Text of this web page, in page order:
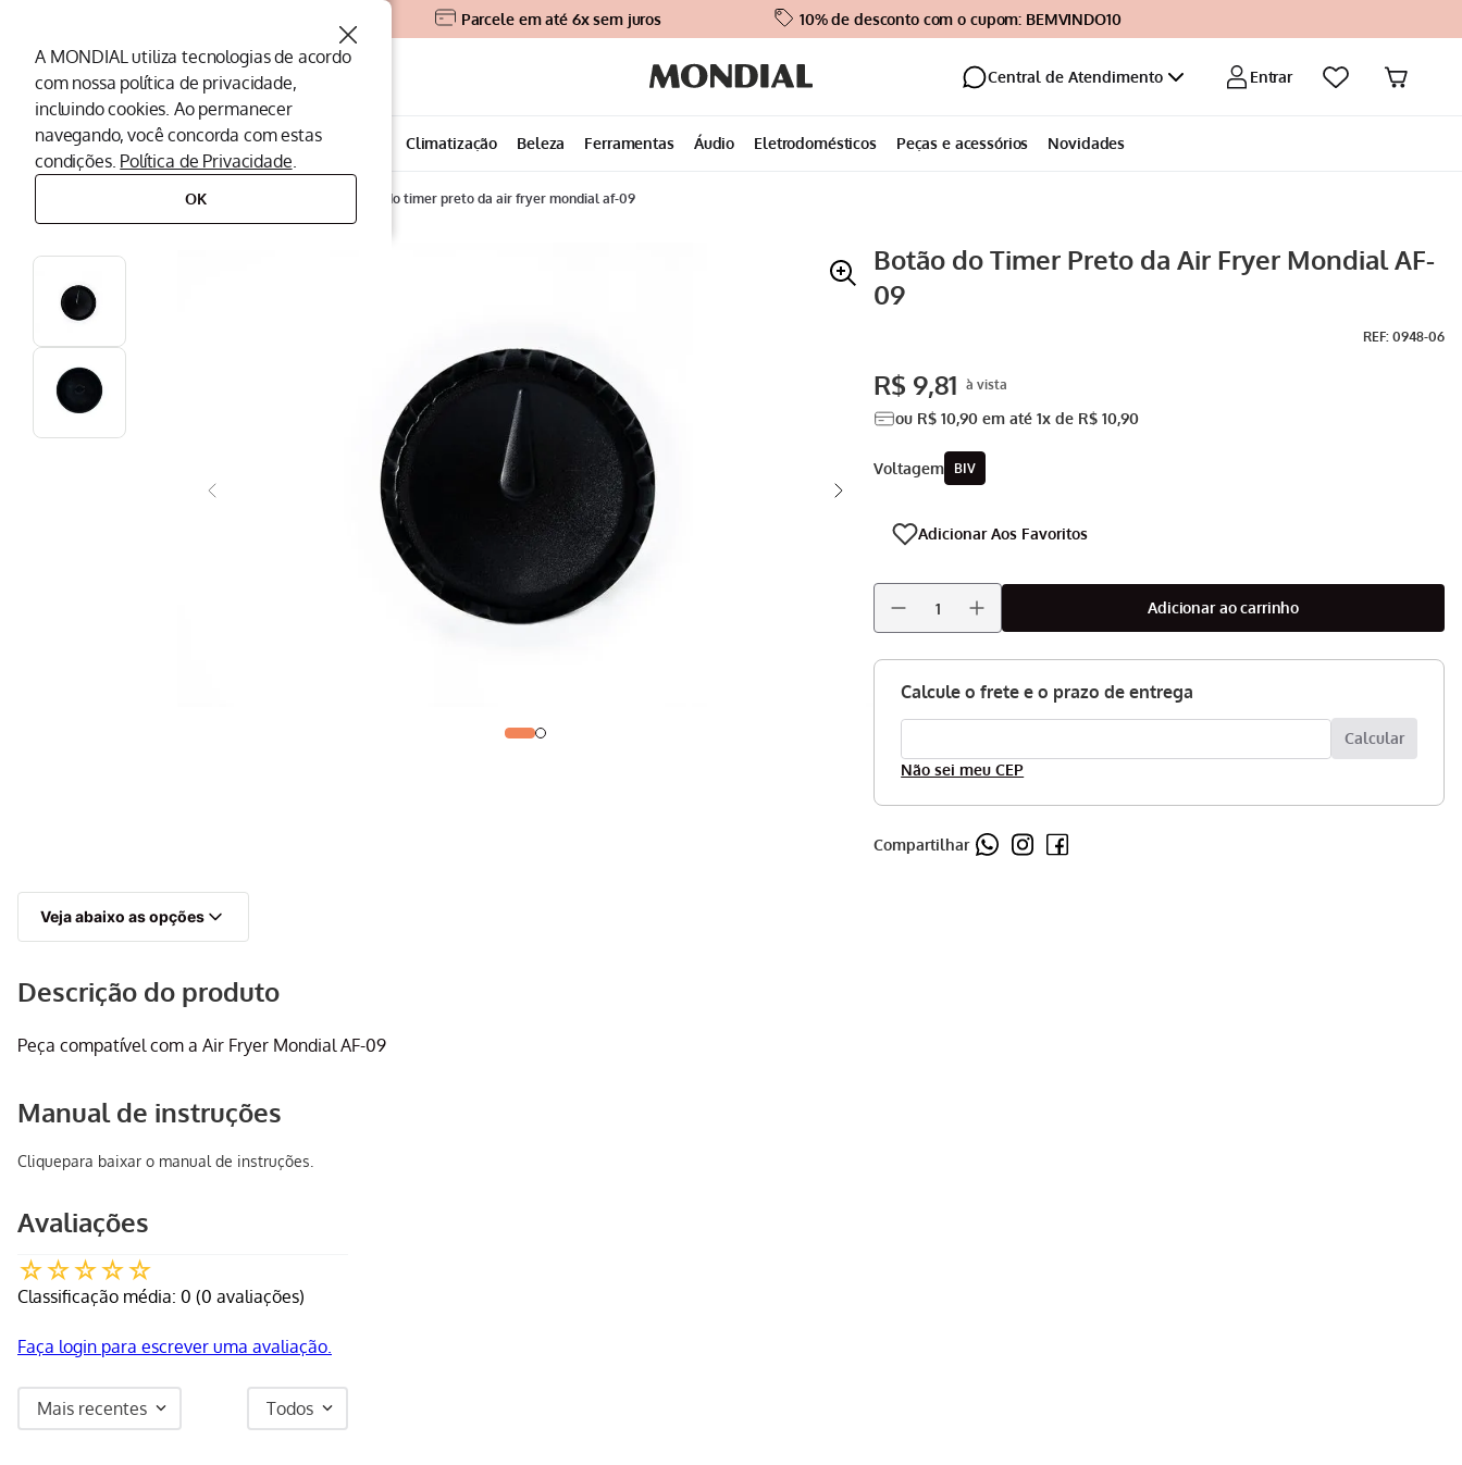
A MONDIAL utiliza tecnologias de acordo
com nossa política de privacidade,
incluindo cookies. Ao permanecer
navegando, você concorda com estas
condições. Política de Privacidade.
OK
Parcele em até 6x sem juros 10% de desconto com o cupom: BEMVINDO10
O que você procura?
Central de Atendimento Entrar
Todos os departamentos Eletroportáteis Climatização Beleza Ferramentas Áudio Eletrodomésticos Peças e acessórios Novidades
peças para fritadeiras botão do timer preto da air fryer mondial af-09
Botão do Timer Preto da Air Fryer Mondial AF-
09
: 0948-06
R$ 9,81
ou R$ 10,90 em até1x de R$ 10,90
voltagem BIV
adicionar ao carrinho
Não sei meu CEP
Compartilhar
Veja abaixo as opções
Descrição do produto
Peça compatível com a Air Fryer Mondial AF-09
Manual de instruções
Cliquepara baixar o manual de instruções.
Avaliações
☆☆☆☆☆
Classificação média: 0 (0 avaliações)
Faça login para escrever uma avaliação.
Mais recentes Todos
Termos mais buscados
1º Peças Mondial
4º Assistencia Tecnica
5º Liquidificador
º Secador
7 Panificadora
8º Panela Elétrica